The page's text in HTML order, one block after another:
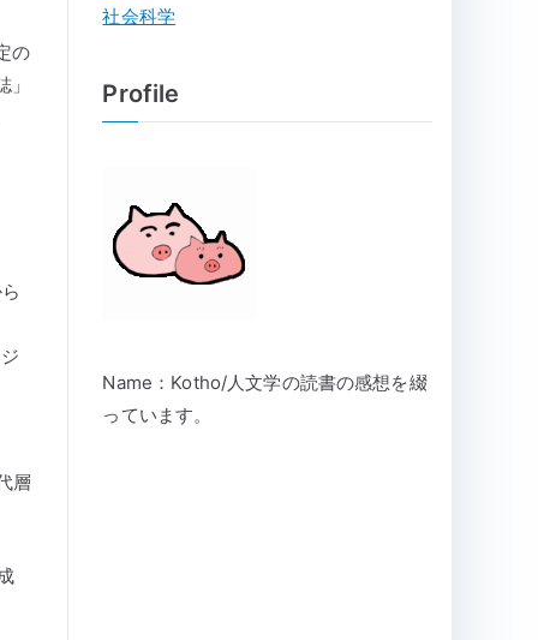
の
層
社会科学
Profile
Name：Kotho/人文学の読書の感想を綴
っています。